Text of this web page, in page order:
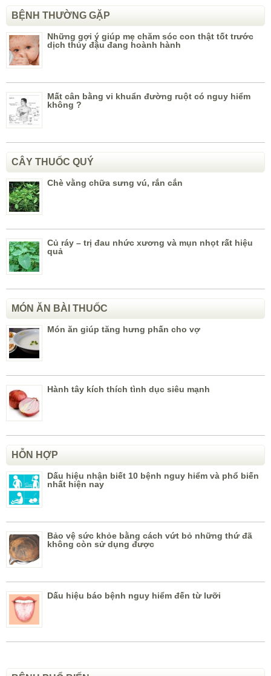
BỆNH THƯỜNG GẶP
Những gợi ý giúp mẹ chăm sóc con thật tốt trước
dịch thủy đậu đang hoành hành
Mất cân bằng vi khuẩn đường ruột có nguy hiểm
không ?
CÂY THUỐC QUÝ
Chè vằng chữa sưng vú, rắn cắn
Củ ráy – trị đau nhức xương và mụn nhọt rất hiệu
quả
MÓN ĂN BÀI THUỐC
Món ăn giúp tăng hưng phấn cho vợ
Hành tây kích thích tình dục siêu mạnh
HỖN HỢP
Dấu hiệu nhận biết 10 bệnh nguy hiểm và phổ biến
nhất hiện nay
Bảo vệ sức khỏe bằng cách vứt bỏ những thứ đã
không còn sử dụng được
Dấu hiệu báo bệnh nguy hiểm đến từ lưỡi